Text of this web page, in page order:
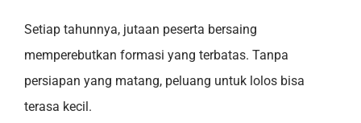
Setiap tahunnya, jutaan peserta bersaing
memperebutkan formasi yang terbatas. Tanpa
persiapan yang matang, peluang untuk lolos bisa
terasa kecil.